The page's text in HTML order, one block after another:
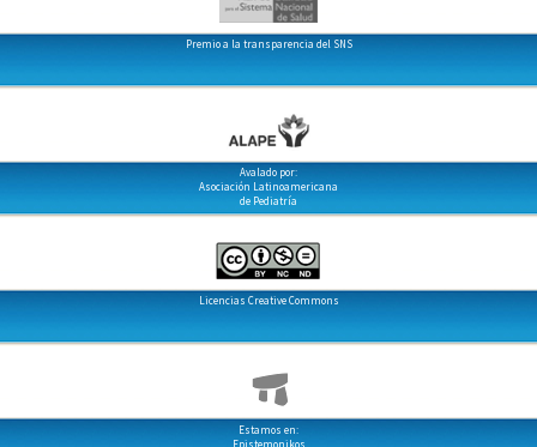
Premio a la transparencia del SNS
Avalado por:
Asociación Latinoamericana
de Pediatría
Licencias Creative Commons
Estamos en:
Epistemonikos